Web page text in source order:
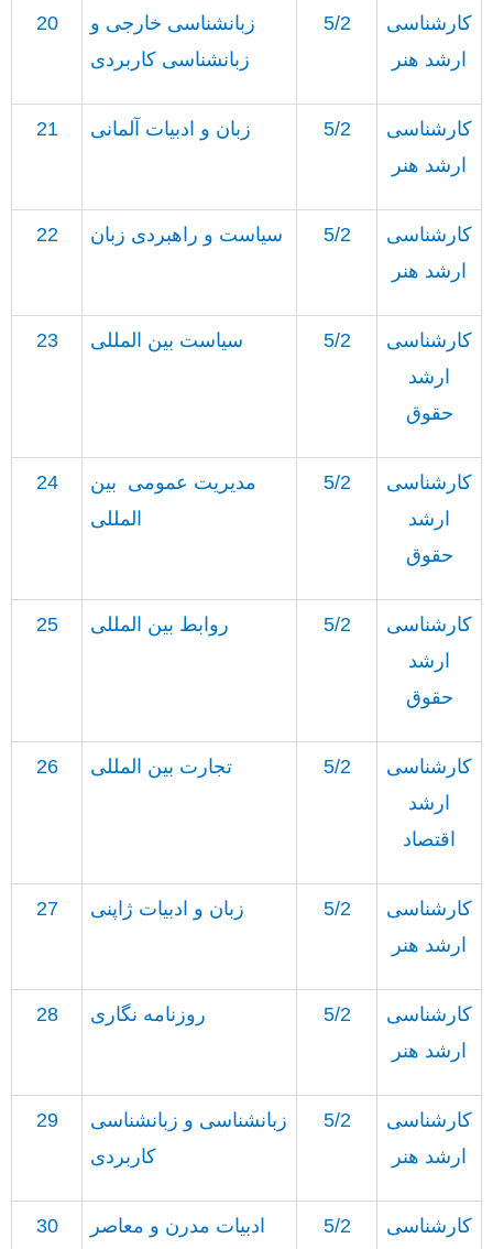
20
زبانشناسی خارجی و
زبانشناسی کاربردی
5/2
کارشناسی
ارشد هنر
21 زبان و ادبیات آلمانی 5/2
کارشناسی
ارشد هنر
22 سیاست و راهبردی زبان 5/2
کارشناسی
ارشد هنر
23 سیاست بین المللی 5/2
کارشناسی
ارشد
حقوق
24 مدیریت عمومی بین
المللی
5/2
کارشناسی
ارشد
حقوق
25 روابط بین المللی 5/2
کارشناسی
ارشد
حقوق
26 تجارت بین المللی 5/2
کارشناسی
ارشد
اقتصاد
27 زبان و ادبیات ژاپنی 5/2
کارشناسی
ارشد هنر
28 روزنامه نگاری 5/2
کارشناسی
ارشد هنر
29
زبانشناسی و زبانشناسی
کاربردی
5/2
کارشناسی
ارشد هنر
30
ادبیات مدرن و معاصر
5/2
کارشناسی